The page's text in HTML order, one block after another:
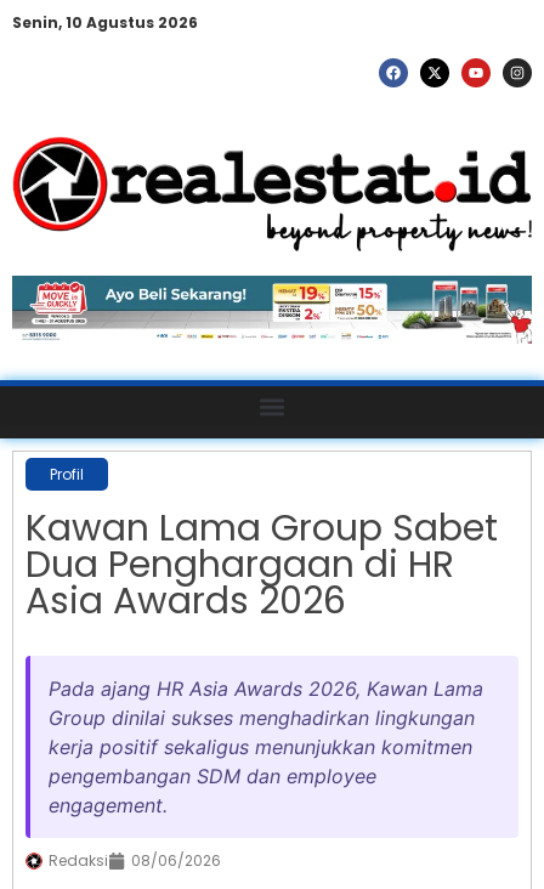
Senin, 10 Agustus 2026
Profil
Kawan Lama Group Sabet
Dua Penghargaan di HR
Asia Awards 2026
Pada ajang HR Asia Awards 2026, Kawan Lama
Group dinilai sukses menghadirkan lingkungan
kerja positif sekaligus menunjukkan komitmen
pengembangan SDM dan employee
engagement.
Redaksi 08/06/2026